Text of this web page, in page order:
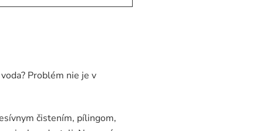
Problém nie je v
čistením, pílingom,